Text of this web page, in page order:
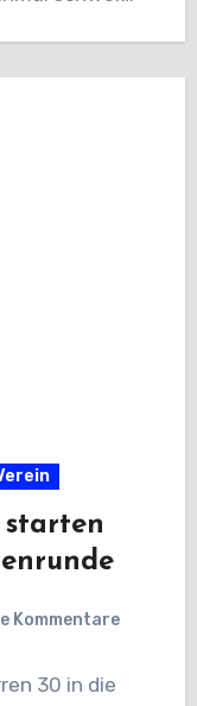
starten
Kommentare
30 in die